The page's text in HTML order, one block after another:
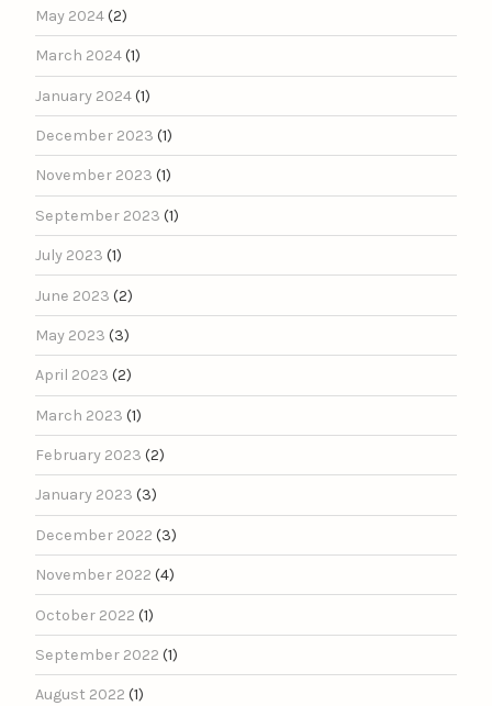
May 2024(2)
March 2024(1)
January 2024(1)
December 2023 (1)
November 2023 (1)
September 2023 (1)
July 2023 (1)
June 2023 (2)
May 2023 (3)
April 2023 (2)
March 2023 (1)
February 2023 (2)
January 2023 (3)
December 2022 (3)
November 2022 (4)
October 2022 (1)
September 2022 (1)
August 2022 (1)